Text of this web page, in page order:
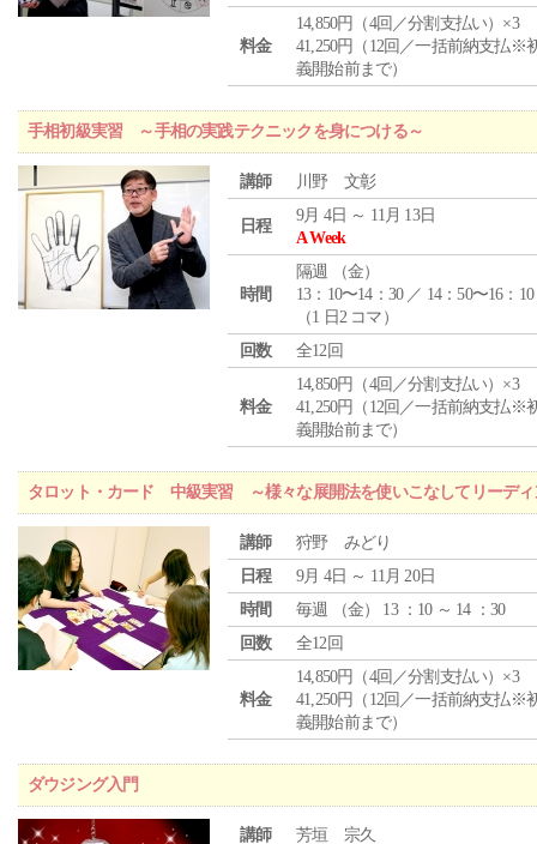
料金
14,850円（4回／分割支払い）×3
41,250円（12回／一括前納支払※
義開始前まで）
手相初級実習 ～手相の実践テクニックを身につける～
講師 川野 文彰
日程
9月 4日 ～ 11月 13日
A Week
時間
隔週 （金）
13：10〜14：30 ／ 14：50〜16：10
（1 日2 コマ）
回数
全12回
料金
14,850円（4回／分割支払い）×3
41,250円（12回／一括前納支払※
義開始前まで）
タロット・カード 中級実習 ～様々な展開法を使いこなしてリーディ
講師
狩野 みどり
日程
9月 4日 ～ 11月 20日
時間
毎週 （金） 13 ：10 ～ 14 ：30
回数
全12回
料金
14,850円（4回／分割支払い）×3
41,250円（12回／一括前納支払※
義開始前まで）
ダウジング入門
講師 芳垣 宗久